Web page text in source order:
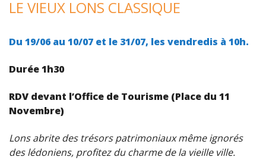
LE VIEUX LONS CLASSIQUE
Du 19/06 au 10/07 et le 31/07, les vendredis à 10h.
Durée 1h30
RDV devant l’Office de Tourisme (Place du 11
Novembre)
Lons abrite des trésors patrimoniaux même ignorés
des lédoniens, profitez du charme de la vieille ville.